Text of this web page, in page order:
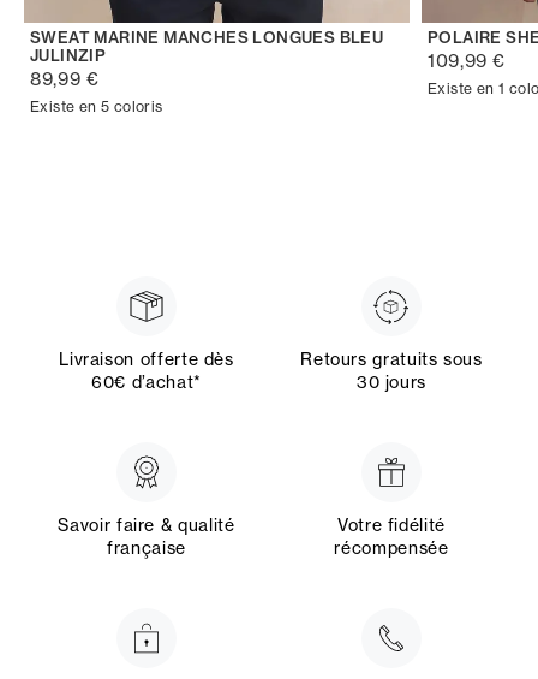
SWEAT MARINE MANCHES LONGUES BLEU
JULINZIP
89,99 €
Existe en 5 coloris
POLAIRE
109,99 €
Existe en 1
Livraison offerte dès
60€ d’achat*
Retours gratuits sous
30 jours
Savoir faire & qualité
française
Votre fidélité
récompensée